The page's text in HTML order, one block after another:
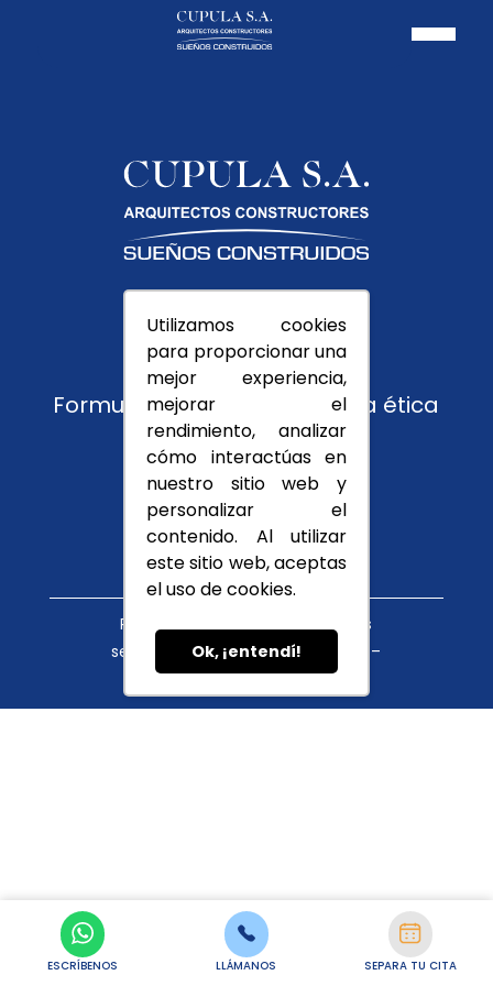
Utilizamos cookies
para proporcionar una
mejor experiencia,
mejorar el
rendimiento, analizar
cómo interactúas en
nuestro sitio web y
personalizar el
contenido. Al utilizar
este sitio web, aceptas
el uso de cookies.
Ok, ¡entendí!
ESCRÍBENOS LLÁMANOS SEPARA TU CITA
Usuarios
Trabaja con nosotros
Formulario de reporte y línea ética
Montevedra
Conócenos
Blog
Política de tratamiento de datos
servicioalcliente@cupula.com.co –
habeasdata@cupula.com.co